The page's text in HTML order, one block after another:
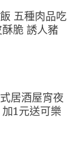
五種肉品吃
脆 誘人豬
居酒屋宵夜
1元送可樂